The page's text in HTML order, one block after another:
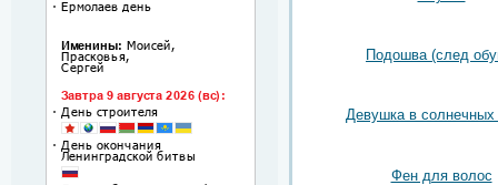
Подошва (след
Девушка в солнечных
Фен для волос